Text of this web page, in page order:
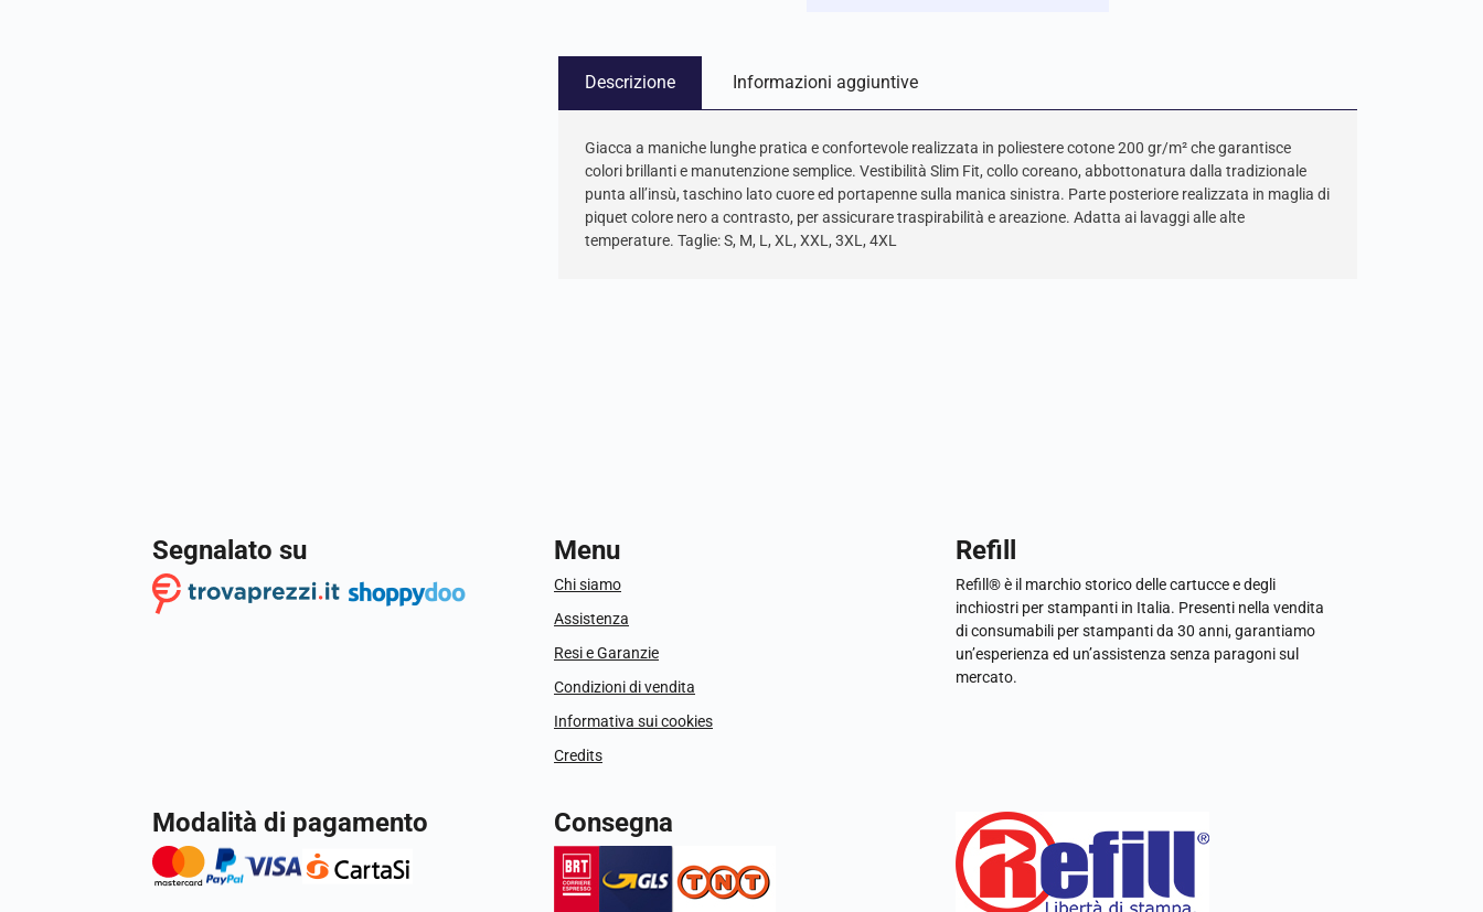
Descrizione Informazioni aggiuntive
Giacca a maniche lunghe pratica e confortevole realizzata in poliestere cotone 200 gr/m² che garantisce
colori brillanti e manutenzione semplice. Vestibilità Slim Fit, collo coreano, abbottonatura dalla tradizionale
punta all’insù, taschino lato cuore ed portapenne sulla manica sinistra. Parte posteriore realizzata in maglia di
piquet colore nero a contrasto, per assicurare traspirabilità e areazione. Adatta ai lavaggi alle alte
temperature. Taglie: S, M, L, XL, XXL, 3XL, 4XL
Segnalato su Menu
Chi siamo
Assistenza
Resi e Garanzie
Condizioni di vendita
Informativa sui cookies
Credits
Refill
Refill® è il marchio storico delle cartucce e degli
inchiostri per stampanti in Italia. Presenti nella vendita
di consumabili per stampanti da 30 anni, garantiamo
un’esperienza ed un’assistenza senza paragoni sul
mercato.
Modalità di pagamento Consegna